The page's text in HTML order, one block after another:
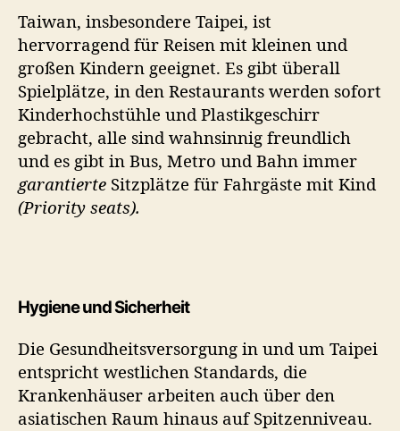
Taiwan, insbesondere Taipei, ist
hervorragend für Reisen mit kleinen und
großen Kindern geeignet. Es gibt überall
Spielplätze, in den Restaurants werden sofort
Kinderhochstühle und Plastikgeschirr
gebracht, alle sind wahnsinnig freundlich
und es gibt in Bus, Metro und Bahn immer
garantierte Sitzplätze für Fahrgäste mit Kind
(Priority seats).
Hygiene und Sicherheit
Die Gesundheitsversorgung in und um Taipei
entspricht westlichen Standards, die
Krankenhäuser arbeiten auch über den
asiatischen Raum hinaus auf Spitzenniveau.